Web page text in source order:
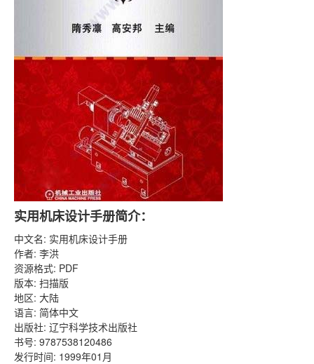
实用机床设计手册简介：
中文名: 实用机床设计手册
作者: 李洪
资源格式: PDF
版本: 扫描版
地区: 大陆
语言: 简体中文
出版社: 辽宁科学技术出版社
书号: 9787538120486
发行时间: 1999年01月